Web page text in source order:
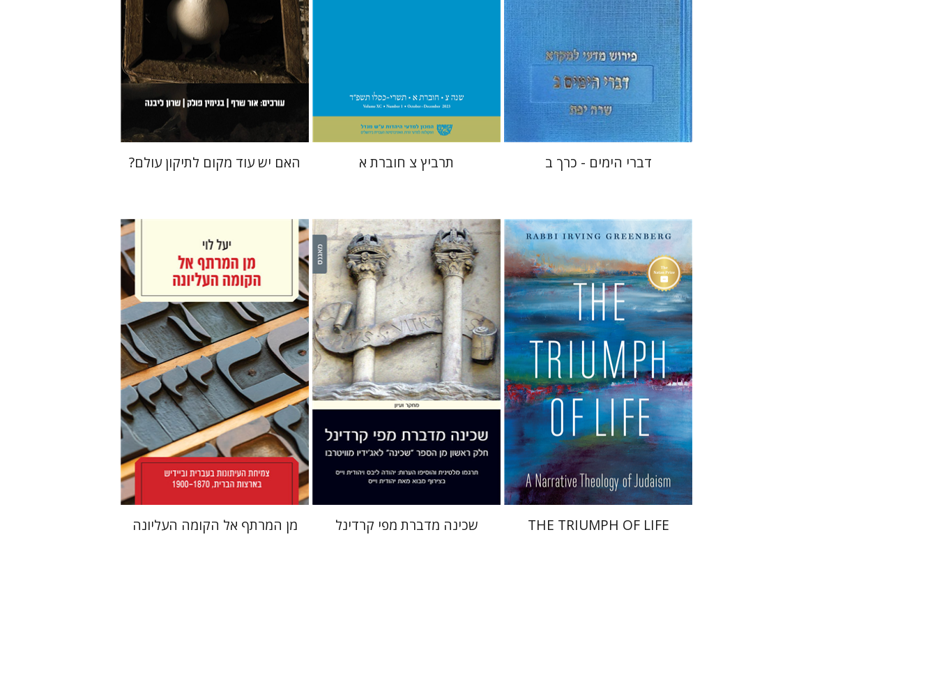
הנחת אתר ספר מודפס
דברי הימים - כרך ב
$31
$28
תרביץ צ חוברת א
הנחת אתר ספר מודפס
$40
$36
האם יש עוד מקום לתיקון עולם?
Irving (Yitz) Greenberg
הנחת אתר ספר מודפס
$35
$32
THE TRIUMPH OF LIFE
יהודה ליבס יהודה ליבס
יהודית
וייס
יהודית וייס
הנחת אתר ספר מודפס
$46
$41
שכינה מדברת מפי קרדינל
יעל לוי
הנחת אתר ספר מודפס
$42
$38
מן המרתף אל הקומה העליונה